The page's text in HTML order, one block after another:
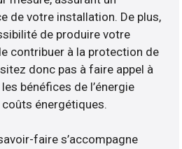
de votre installation. De plus,
de produire votre
contribuer à la protection de
donc pas à faire appel à
bénéfices de l’énergie
énergétiques.
faire s’accompagne